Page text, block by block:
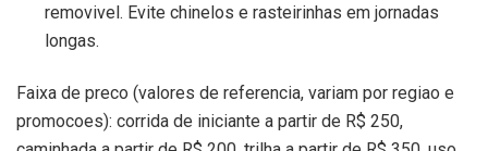
removivel. Evite chinelos e rasteirinhas em jornadas
longas.
Faixa de preco (valores de referencia, variam por regiao e
promocoes): corrida de iniciante a partir de R$ 250,